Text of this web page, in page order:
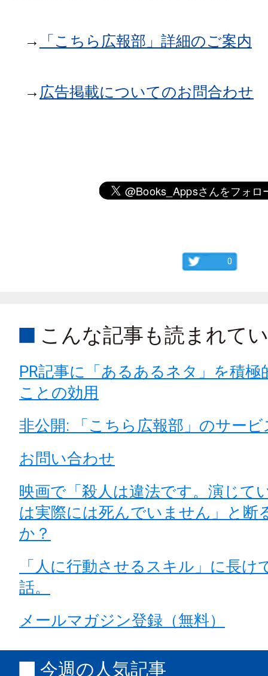
→ 「 こちら広報部」詳細のご案内
→ 広告掲載についてのお問合わせ
0
こんな記事も読まれて
PR記事に「あるあるネタ」を積極
ことの効用
非公開: 「こちら広報部」のサー
お問い合わせ
映画で「殺人は違法です。演じて
は実際には死んでいません」と断
か？
「人に行動させるスキル」に長け
話。
メールマガジン登録（無料）
今週の人気記事